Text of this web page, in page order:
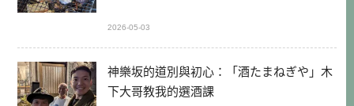
2026-05-03
神樂坂的道別與初心：「酒たまねぎや」木
下大哥教我的選酒課